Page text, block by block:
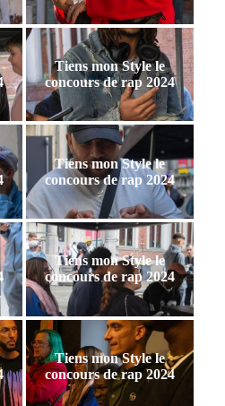
Tiens mon Style le
concours de rap 2024
Tiens mon Style le
concours de rap 2024
Tiens mon Style le
concours de rap 2024
Tiens mon Style le
concours de rap 2024